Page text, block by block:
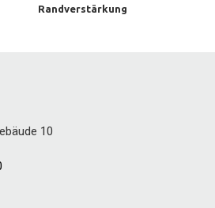
Randverstärkung
10